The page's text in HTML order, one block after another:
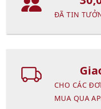
ĐÃ TIN
CHO CÁC
MUA QUA